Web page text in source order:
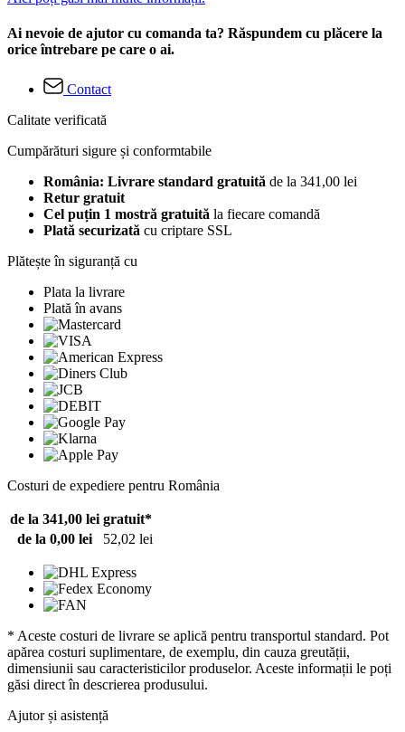
Ai nevoie de ajutor cu comanda ta? Răspundem cu plăcere la
orice întrebare pe care o ai.
Contact
Calitate verificată
Cumpărături sigure și conformtabile
România: Livrare standard gratuită de la 341,00 lei
Retur gratuit
Cel puțin 1 mostră gratuită la fiecare comandă
Plată securizată cu criptare SSL
Plătește în siguranță cu
Plata la livrare
Plată în avans
Costuri de expediere pentru România
de la 341,00 lei gratuit*
de la 0,00 lei
52,02 lei
* Aceste costuri de livrare se aplică pentru transportul standard. Pot
apărea costuri suplimentare, de exemplu, din cauza greutății,
dimensiunii sau caracteristicilor produselor. Aceste informații le poți
găsi direct în descrierea produsului.
Ajutor și asistență